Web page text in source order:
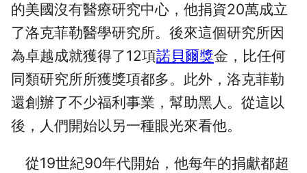
的美國沒有醫療研究中心，他捐資20萬成立
了洛克菲勒醫學研究所。後來這個研究所因
為卓越成就獲得了12項諾貝爾獎金，比任何
同類研究所所獲獎項都多。此外，洛克菲勒
還創辦了不少福利事業，幫助黑人。從這以
後，人們開始以另一種眼光來看他。
從19世紀90年代開始，他每年的捐獻都超